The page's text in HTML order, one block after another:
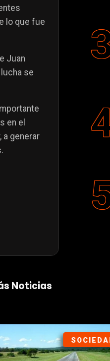
lo que fue
Juan
se
en el
a generar
Noticias